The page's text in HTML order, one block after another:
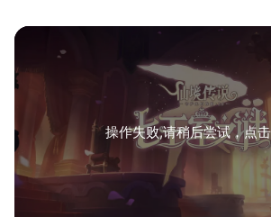
操作失败,请稍后尝试，点